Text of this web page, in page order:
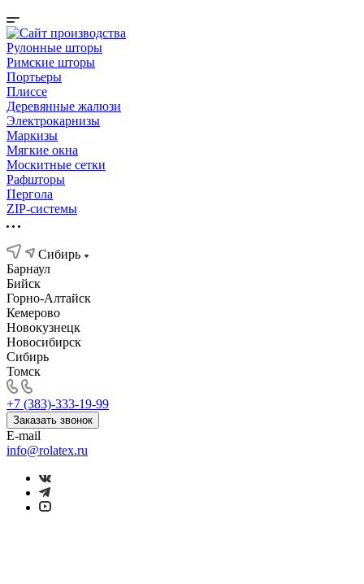
Рулонные шторы
Римские шторы
Портьеры
Плиссе
Деревянные жалюзи
Электрокарнизы
Маркизы
Мягкие окна
Москитные сетки
Рафшторы
Пергола
ZIP-системы
Сибирь
Барнаул
Бийск
Горно-Алтайск
Кемерово
Новокузнецк
Новосибирск
Сибирь
Томск
+7 (383)-333-19-99
Заказать звонок
E-mail
info@rolatex.ru